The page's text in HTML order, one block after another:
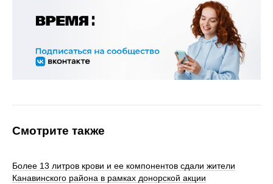
Смотрите также
Более 13 литров крови и ее компонентов сдали жители
Канавинского района в рамках донорской акции